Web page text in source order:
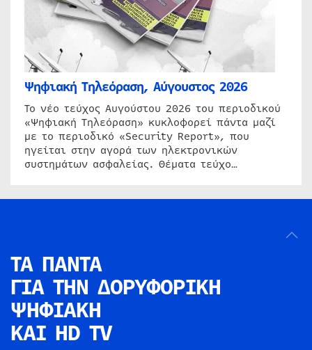
Ψηφιακή Τηλεόραση, Αύγουστος 2026
Το νέο τεύχος Αυγούστου 2026 του περιοδικού
«Ψηφιακή Τηλεόραση» κυκλοφορεί πάντα μαζί
με το περιοδικό «Security Report», που
ηγείται στην αγορά των ηλεκτρονικών
συστημάτων ασφαλείας. Θέματα τεύχο…
ΤΑ ΠΑΝΤΑ
ΓΙΑ ΤΗΝ ΔΟΡΥΦΟΡΙΚΗ
ΨΗΦΙΑΚΗ
ΚΑΙ HD TV